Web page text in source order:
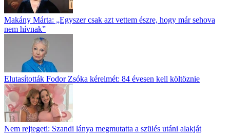
Makány Márta: „Egyszer csak azt vettem észre, hogy már sehova
nem hívnak”
Elutasították Fodor Zsóka kérelmét: 84 évesen kell költöznie
Nem rejtegeti: Szandi lánya megmutatta a szülés utáni alakját